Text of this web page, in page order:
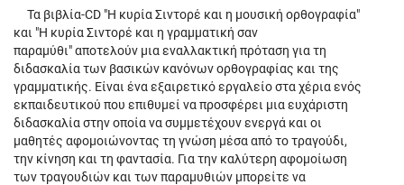
Τα βιβλία-CD "Η κυρία Σιντορέ και η μουσική ορθογραφία"
και "Η κυρία Σιντορέ και η γραμματική σαν
παραμύθι" αποτελούν μια εναλλακτική πρόταση για τη
διδασκαλία των βασικών κανόνων ορθογραφίας και της
γραμματικής. Είναι ένα εξαιρετικό εργαλείο στα χέρια ενός
εκπαιδευτικού που επιθυμεί να προσφέρει μια ευχάριστη
διδασκαλία στην οποία να συμμετέχουν ενεργά και οι
μαθητές αφομοιώνοντας τη γνώση μέσα από το τραγούδι,
την κίνηση και τη φαντασία. Για την καλύτερη αφομοίωση
των τραγουδιών και των παραμυθιών μπορείτε να